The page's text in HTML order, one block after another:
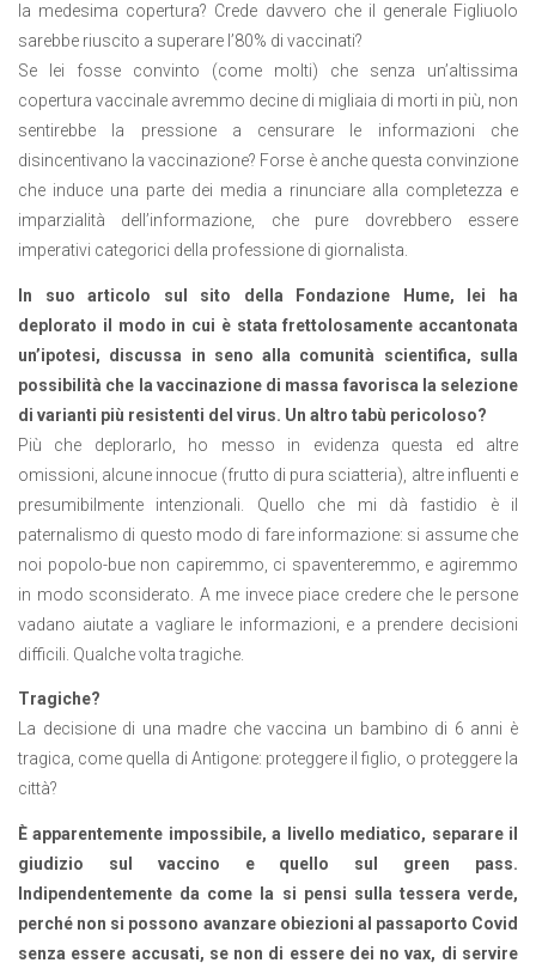
la medesima copertura? Crede davvero che il generale Figliuolo
sarebbe riuscito a superare l’80% di vaccinati?
Se lei fosse convinto (come molti) che senza un’altissima
copertura vaccinale avremmo decine di migliaia di morti in più, non
sentirebbe la pressione a censurare le informazioni che
disincentivano la vaccinazione? Forse è anche questa convinzione
che induce una parte dei media a rinunciare alla completezza e
imparzialità dell’informazione, che pure dovrebbero essere
imperativi categorici della professione di giornalista.
In suo articolo sul sito della Fondazione Hume, lei ha
deplorato il modo in cui è stata frettolosamente accantonata
un’ipotesi, discussa in seno alla comunità scientifica, sulla
possibilità che la vaccinazione di massa favorisca la selezione
di varianti più resistenti del virus. Un altro tabù pericoloso?
Più che deplorarlo, ho messo in evidenza questa ed altre
omissioni, alcune innocue (frutto di pura sciatteria), altre influenti e
presumibilmente intenzionali. Quello che mi dà fastidio è il
paternalismo di questo modo di fare informazione: si assume che
noi popolo-bue non capiremmo, ci spaventeremmo, e agiremmo
in modo sconsiderato. A me invece piace credere che le persone
vadano aiutate a vagliare le informazioni, e a prendere decisioni
difficili. Qualche volta tragiche.
Tragiche?
La decisione di una madre che vaccina un bambino di 6 anni è
tragica, come quella di Antigone: proteggere il figlio, o proteggere la
città?
È apparentemente impossibile, a livello mediatico, separare il
giudizio sul vaccino e quello sul green pass.
Indipendentemente da come la si pensi sulla tessera verde,
perché non si possono avanzare obiezioni al passaporto Covid
senza essere accusati, se non di essere dei no vax, di servire